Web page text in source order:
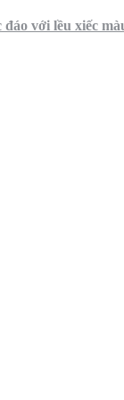
với lều xiếc